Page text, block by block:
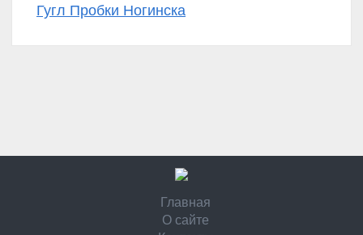
Гугл Пробки Ногинска
Главная
О сайте